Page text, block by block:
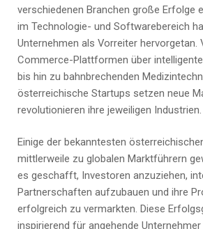
verschiedenen Branchen große Erfolge
im Technologie- und Softwarebereich
Unternehmen als Vorreiter hervorgetan.
Commerce-Plattformen über
bis hin zu bahnbrechenden
österreichische Startups setzen neue
revolutionieren ihre jeweiligen Industrien.
Einige der bekanntesten
mittlerweile zu globalen Marktführern
es geschafft, Investoren anzuziehen,
Partnerschaften aufzubauen und ihre
erfolgreich zu vermarkten. Diese
inspirierend für angehende